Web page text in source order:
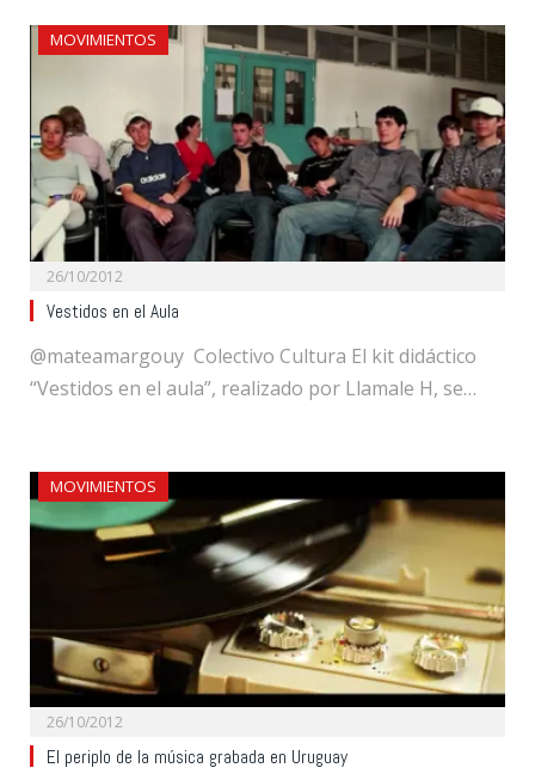
MOVIMIENTOS
26/10/2012
Vestidos en el Aula
@mateamargouy Colectivo Cultura El kit didáctico
“Vestidos en el aula”, realizado por Llamale H, se…
MOVIMIENTOS
26/10/2012
El periplo de la música grabada en Uruguay